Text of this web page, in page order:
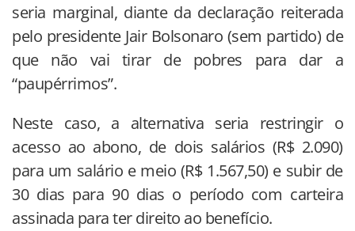
seria marginal, diante da declaração reiterada
pelo presidente Jair Bolsonaro (sem partido) de
que não vai tirar de pobres para dar a
“paupérrimos”.
Neste caso, a alternativa seria restringir o
acesso ao abono, de dois salários (R$ 2.090)
para um salário e meio (R$ 1.567,50) e subir de
30 dias para 90 dias o período com carteira
assinada para ter direito ao benefício.